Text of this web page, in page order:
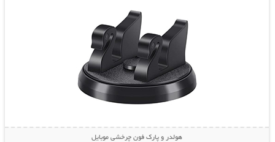
هولدر و پارک فون چرخشی موبایل